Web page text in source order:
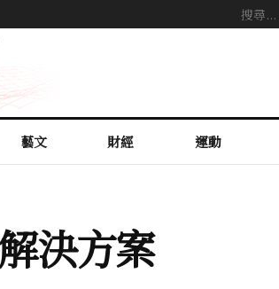
藝文 財經 運動
決方案